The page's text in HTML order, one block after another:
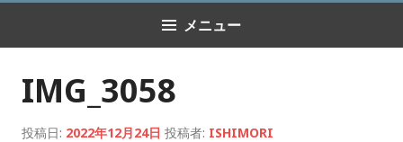
メニュー
IMG_3058
投稿日: 2022年12月24日 投稿者: ISHIMORI